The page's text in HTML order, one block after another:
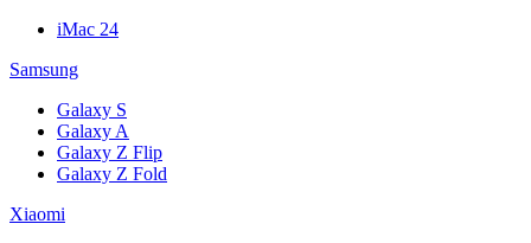
iMac 24
Samsung
Galaxy S
Galaxy A
Galaxy Z Flip
Galaxy Z Fold
Xiaomi